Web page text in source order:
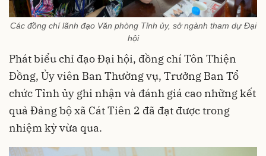
Các đồng chí lãnh đạo Văn phòng Tỉnh ủy, sở ngành tham dự Đại
hội
Phát biểu chỉ đạo Đại hội, đồng chí Tôn Thiện
Đồng, Ủy viên Ban Thường vụ, Trưởng Ban Tổ
chức Tỉnh ủy ghi nhận và đánh giá cao những kết
quả Đảng bộ xã Cát Tiên 2 đã đạt được trong
nhiệm kỳ vừa qua.